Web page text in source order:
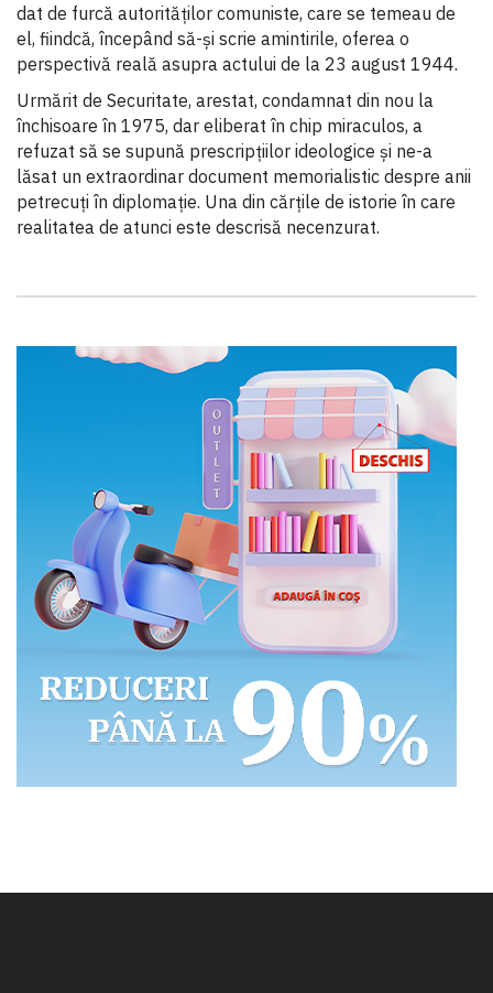
dat de furcă autorităților comuniste, care se temeau de
el, fiindcă, începând să-și scrie amintirile, oferea o
perspectivă reală asupra actului de la 23 august 1944.
Urmărit de Securitate, arestat, condamnat din nou la
închisoare în 1975, dar eliberat în chip miraculos, a
refuzat să se supună prescripțiilor ideologice și ne-a
lăsat un extraordinar document memorialistic despre anii
petrecuți în diplomație. Una din cărțile de istorie în care
realitatea de atunci este descrisă necenzurat.